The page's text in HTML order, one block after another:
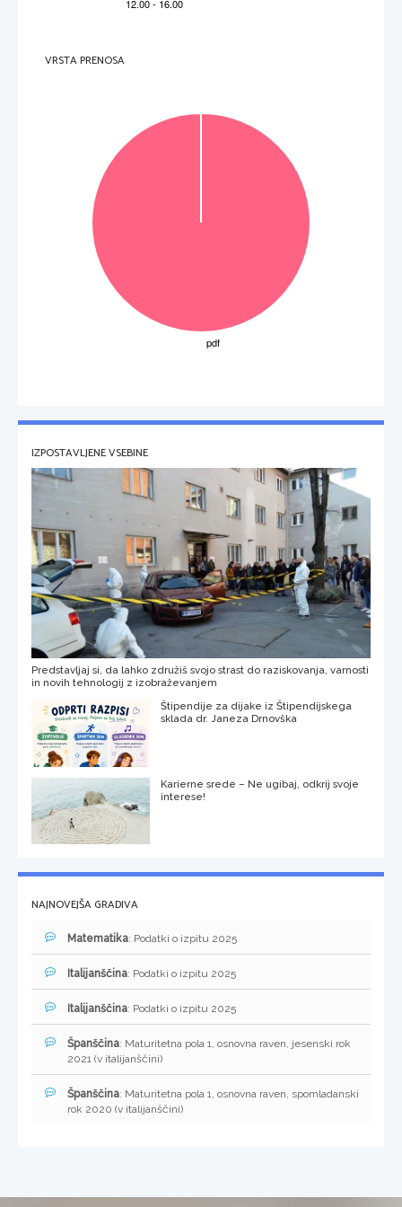
VRSTA PRENOSA
IZPOSTAVLJENE VSEBINE
Predstavljaj si, da lahko združiš svojo strast do raziskovanja, varnosti
in novih tehnologij z izobraževanjem
Štipendije za dijake iz Štipendijskega
sklada dr. Janeza Drnovška
Karierne srede – Ne ugibaj, odkrij svoje
interese!
NAJNOVEJŠA GRADIVA
Matematika: Podatki o izpitu 2025
Italijanščina: Podatki o izpitu 2025
Italijanščina: Podatki o izpitu 2025
Španščina: Maturitetna pola 1, osnovna raven, jesenski rok
2021 (v italijanščini)
Španščina: Maturitetna pola 1, osnovna raven, spomladanski
rok 2020 (v italijanščini)